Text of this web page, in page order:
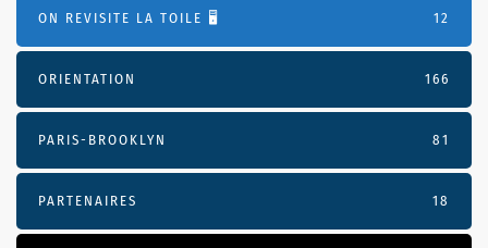
ON REVISITE LA TOILE 🖥️ 12
ORIENTATION 166
PARIS-BROOKLYN 81
PARTENAIRES 18